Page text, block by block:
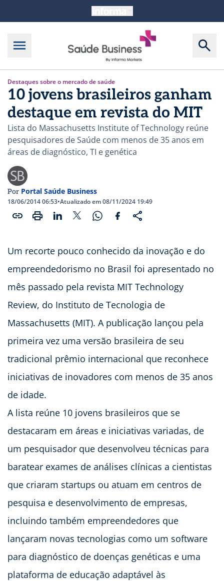
Destaques sobre o mercado de saúde
10 jovens brasileiros ganham
destaque em revista do MIT
Lista do Massachusetts Institute of Technology reúne
pesquisadores de Saúde com menos de 35 anos em
áreas de diagnóstico, TI e genética
Por Portal Saúde Business
18/06/2014 06:53•Atualizado em 08/11/2024 19:49
Um recorte pouco conhecido da inovação e do
empreendedorismo no Brasil foi apresentado no
mês passado pela revista MIT Technology
Review, do Instituto de Tecnologia de
Massachusetts (MIT). A publicação lançou pela
primeira vez uma versão brasileira de seu
tradicional prêmio internacional que reconhece
iniciativas de inovadores com menos de 35 anos
de idade.
A lista reúne 10 jovens brasileiros que se
destacaram em áreas e iniciativas variadas, de
um pesquisador que desenvolveu técnicas para
baratear exames de análises clínicas a cientistas
que criaram startups ou atuam em centros de
pesquisa e desenvolvimento de empresas,
incluindo também empreendedores que
lançaram novas tecnologias como um software
para diagnóstico de doenças genéticas e uma
plataforma de educação adaptável às